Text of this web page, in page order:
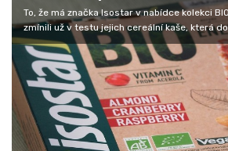
To, že má značka Isostar v nabídce kolekci
zmínili už v testu jejich cereální kaše, která
má…